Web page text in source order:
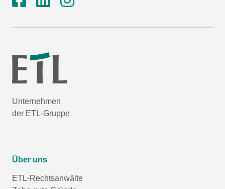
Unternehmen
der ETL-Gruppe
Über uns
ETL-Rechtsanwälte